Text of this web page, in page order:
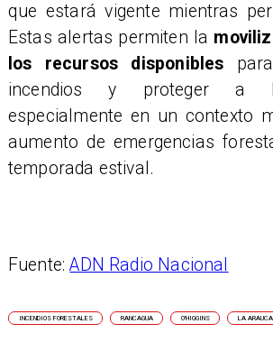
que estará vigente mientras
Estas alertas permiten la
los recursos disponibles
incendios y proteger a
especialmente en un contexto
aumento de emergencias
temporada estival.
Fuente:ADN Radio Nacional
INCENDIOS FORESTALES RANCAGUA O'HIGGINS LA